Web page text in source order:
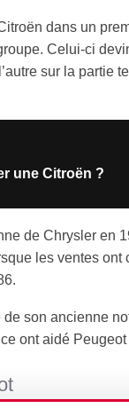
dans un
Celui-ci
sur la
une Citroën ?
de Chrysler en
les ventes
son ancienne
ont aidé